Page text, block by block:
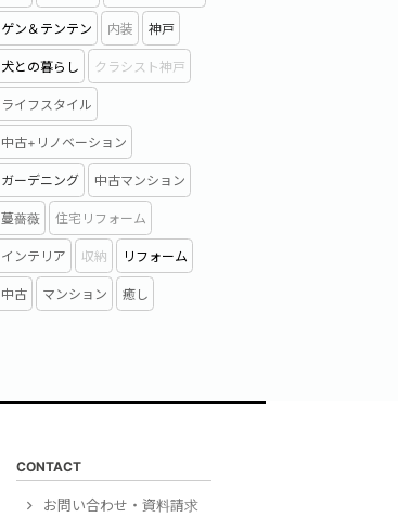
ゲン＆テンテン 内装 神戸
犬との暮らし クラシスト神戸
ライフスタイル
中古+リノベーション
ガーデニング 中古マンション
蔓薔薇 住宅リフォーム
インテリア 収納 リフォーム
中古 マンション 癒し
CONTACT
お問い合わせ・資料請求